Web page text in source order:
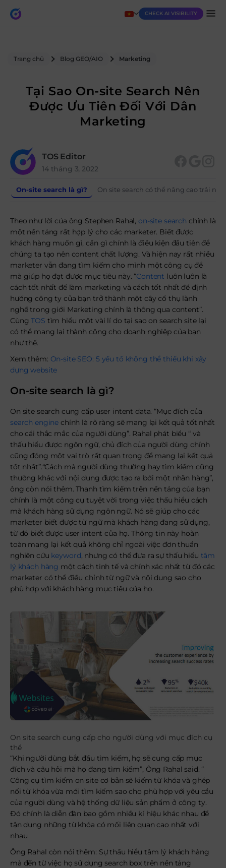
CHECK AI VISIBILITY
Trang chủ Blog GEO/AIO Marketing
Tại Sao On-site Search Nên
Được Ưu Tiên Đối Với Dân
Marketing
TOS Editor
14 tháng 3, 2022
On-site search là gì? On site search có thể nâng cao trải
Theo như lời của ông Stephen Rahal, on-site search chính là
một nền tảng rất hợp lý cho các marketer. Biết được
khách hàng muốn gì, cần gì chính là điều kiện đầu tiên để
chúng ta tạo nên content chất lượng. Và hiện nay rất nhiều
marketer vẫn đang tìm kiếm cho mình một công cụ để
mà giúp họ đạt được mục tiêu này. “Content luôn luôn là
cách tốt nhất để làm marketing và cách tốt nhất để định
hướng công ty của bạn trở thành một cây cổ thụ lành
nghề trong giới Marketing chính là thông qua content”.
CùngTOS tìm hiểu một vài lí do tại sao on search site lại
có thể mang lại thành công cho doanh nghiệp của bạn
như thế.
Xem thêm: On-site SEO: 5 yếu tố không thể thiếu khi xây
dựng website
On-site search là gì?
On site search cung cấp user intent data. “Mục đích của
search engine chính là rõ ràng sẽ mang lại kết quả tốt nhất
cho cái thắc mắc của người dùng”. Rahal phát biểu “ và
thấu hiểu được ngôn ngữ, chủ đích của người dùng chính
cũng đóng một vai trò rất quan trọng để mang lại kết quả
tốt nhất”.“Cách mà người dùng thường hay tìm kiếm cũng
thường khác với nội dung được tạo ra bởi một nhãn hàng”,
ông còn nói thêm. Thanh tìm kiếm trên nền tảng của bạn
chính là một công cụ tuyệt vời trong việc thấu hiểu cách
mà khách hàng sử dụng ngôn ngữ. Nó sẽ giúp cho các
marketer biết được từ ngữ mà khách hàng đang sử dụng,
từ đó biết được user intent của họ. Thông tin này hoàn
toàn mang lại kết quả không chỉ ngoài việc đơn thuần
nghiên cứu keyword, nhưng có thể đưa ra sự thấu hiểu tâm
lý khách hàng một cách tinh tế và chính xác nhất từ đó các
marketer có thể điều chỉnh từ ngữ và nội dung sao cho
phù hợp với khách hàng mục tiêu của họ.
On site search cung cấp cho người dùng với mục đích cụ
thể
“Khi người dùng bắt đầu tìm kiếm, họ sẽ cung cấp mục
đích và câu hỏi mà họ đang tìm kiếm”, Ông Rahal said. “
Công cụ tìm kiếm on site cơ bản sẽ kiếm từ khóa và ghép
nối từ khóa vừa mới tìm kiếm sao cho phù hợp với yêu cầu
của người dùng và hệ thống dữ liệu sản phẩm ở công ty.
Đó chính là diễn đàn bao gồm nhiều kí hiệu khác nhau để
tận dụng những từ khóa có mối liên quan cao nhất với
nhau.
Ông Rahal còn nói thêm: Sự thấu hiểu tâm lý khách hàng
mà đến từ việc họ sử dụng search box trên nền tảng